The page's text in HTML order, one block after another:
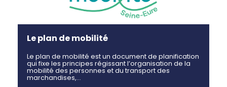
Le plan de mobilité
Le plan de mobilité est un document de planification
qui fixe les principes régissant l’organisation de la
mobilité des personnes et du transport des
marchandises,…